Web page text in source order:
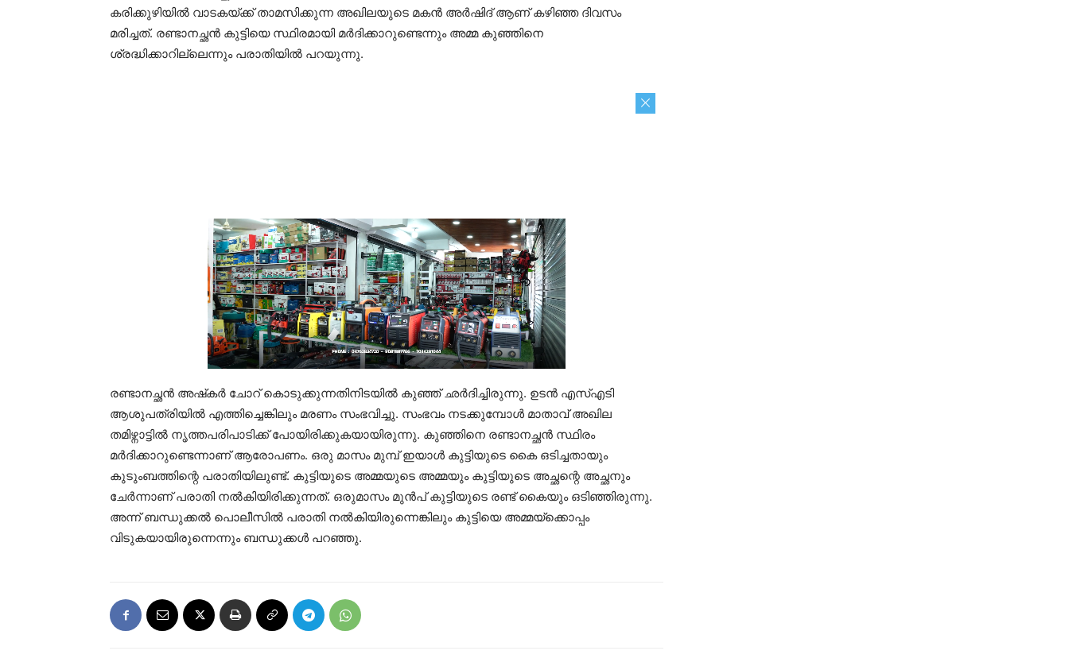
കരിക്കുഴിയില്‍ വാടകയ്ക്ക് താമസിക്കുന്ന അഖിലയുടെ മകന്‍ അര്‍ഷിദ് ആണ് കഴിഞ്ഞ ദിവസം
മരിച്ചത്. രണ്ടാനച്ഛന്‍ കുട്ടിയെ സ്ഥിരമായി മര്‍ദിക്കാറുണ്ടെന്നും അമ്മ കുഞ്ഞിനെ
ശ്രദ്ധിക്കാറില്ലെന്നും പരാതിയില്‍ പറയുന്നു.
രണ്ടാനച്ഛന്‍ അഷ്‌കര്‍ ചോറ് കൊടുക്കുന്നതിനിടയില്‍ കുഞ്ഞ് ഛര്‍ദിച്ചിരുന്നു. ഉടന്‍ എസ്എടി
ആശുപത്രിയില്‍ എത്തിച്ചെങ്കിലും മരണം സംഭവിച്ചു. സംഭവം നടക്കുമ്പോള്‍ മാതാവ് അഖില
തമിഴ്നാട്ടില്‍ നൃത്തപരിപാടിക്ക് പോയിരിക്കുകയായിരുന്നു. കുഞ്ഞിനെ രണ്ടാനച്ഛന്‍ സ്ഥിരം
മര്‍ദിക്കാറുണ്ടെന്നാണ് ആരോപണം. ഒരു മാസം മുമ്പ് ഇയാള്‍ കുട്ടിയുടെ കൈ ഒടിച്ചതായും
കുടുംബത്തിന്റെ പരാതിയിലുണ്ട്. കുട്ടിയുടെ അമ്മയുടെ അമ്മയും കുട്ടിയുടെ അച്ഛന്റെ അച്ഛനും
ചേര്‍ന്നാണ് പരാതി നല്‍കിയിരിക്കുന്നത്. ഒരുമാസം മുന്‍പ് കുട്ടിയുടെ രണ്ട് കൈയും ഒടിഞ്ഞിരുന്നു.
അന്ന് ബന്ധുക്കല്‍ പൊലീസില്‍ പരാതി നല്‍കിയിരുന്നെങ്കിലും കുട്ടിയെ അമ്മയ്ക്കൊപ്പം
വിടുകയായിരുന്നെന്നും ബന്ധുക്കള്‍ പറഞ്ഞു.